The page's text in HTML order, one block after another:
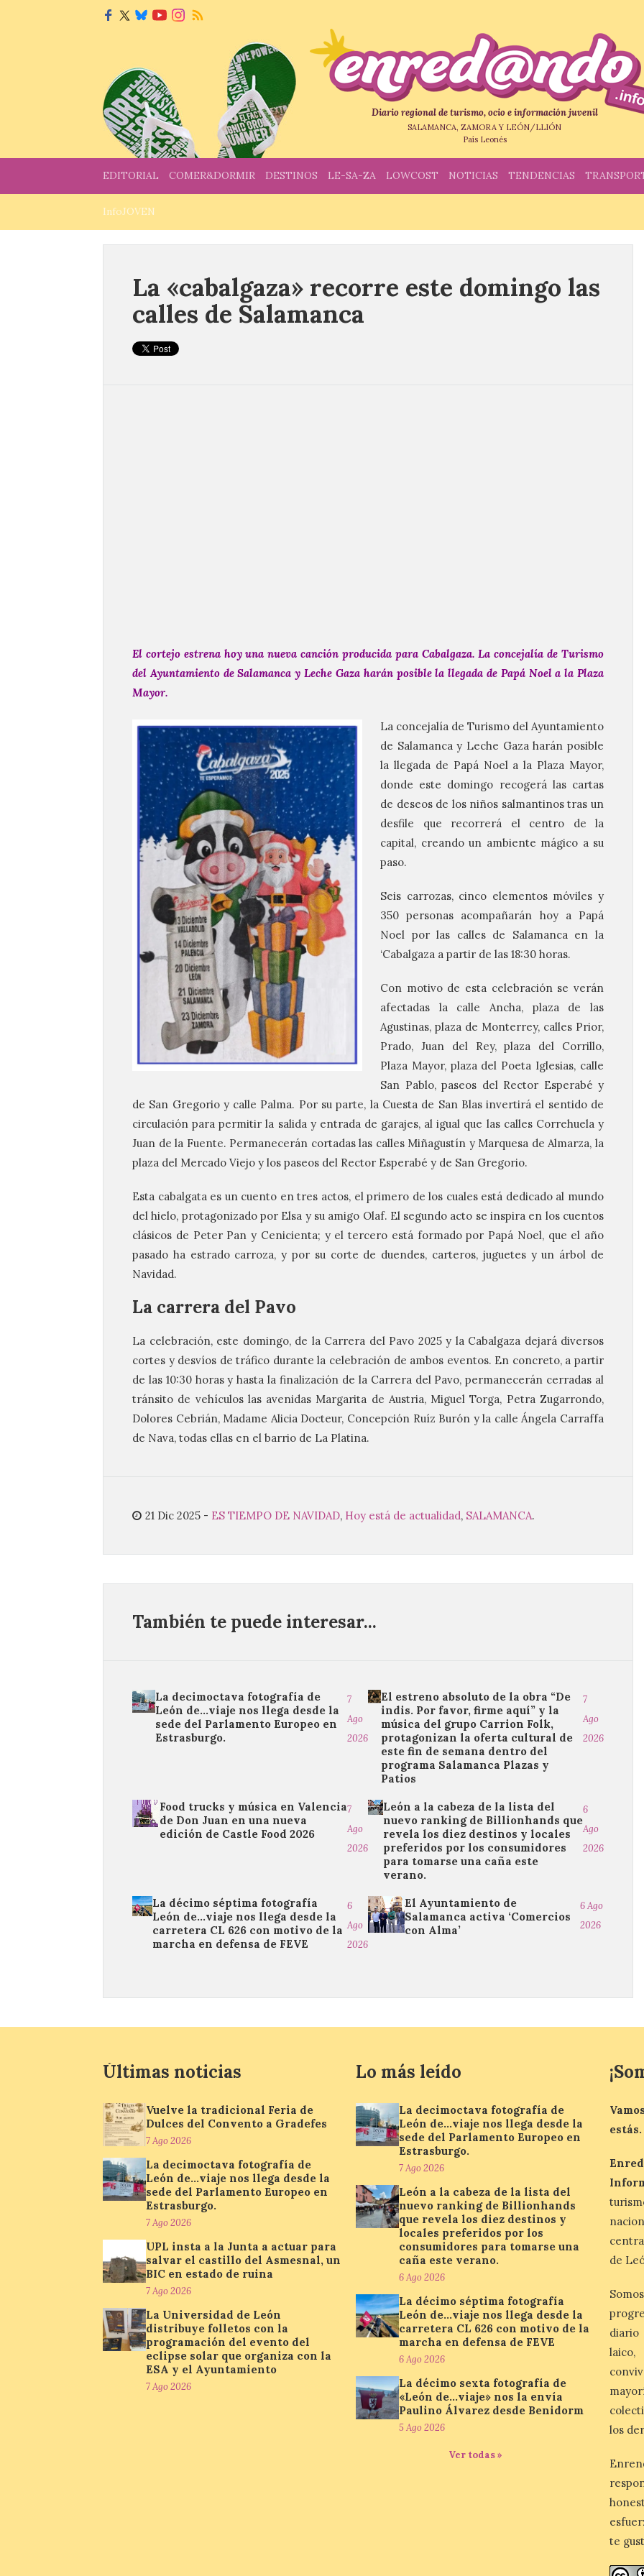
Diario regional de turismo, ocio e información juvenil
SALAMANCA, ZAMORA Y LEÓN/LLIÓN
País Leonés
EDITORIAL COMER&DORMIR DESTINOS LE-SA-ZA LOWCOST NOTICIAS TENDENCIAS
InfoJOVEN
La «cabalgaza» recorre este domingo las
calles de Salamanca
El cortejo estrena hoy una nueva canción producida para Cabalgaza. La concejalía de Turismo
del Ayuntamiento de Salamanca y Leche Gaza harán posible la llegada de Papá Noel a la Plaza
Mayor.
La concejalía de Turismo del Ayuntamiento
de Salamanca y Leche Gaza harán posible
la llegada de Papá Noel a la Plaza Mayor,
donde este domingo recogerá las cartas
de deseos de los niños salmantinos tras un
desfile que recorrerá el centro de la
capital, creando un ambiente mágico a su
paso.
Seis carrozas, cinco elementos móviles y
350 personas acompañarán hoy a Papá
Noel por las calles de Salamanca en la
‘Cabalgaza a partir de las 18:30 horas.
Con motivo de esta celebración se verán
afectadas la calle Ancha, plaza de las
Agustinas, plaza de Monterrey, calles Prior,
Prado, Juan del Rey, plaza del Corrillo,
Plaza Mayor, plaza del Poeta Iglesias, calle
San Pablo, paseos del Rector Esperabé y
de San Gregorio y calle Palma. Por su parte, la Cuesta de San Blas invertirá el sentido de
circulación para permitir la salida y entrada de garajes, al igual que las calles Correhuela y
Juan de la Fuente. Permanecerán cortadas las calles Miñagustín y Marquesa de Almarza, la
plaza del Mercado Viejo y los paseos del Rector Esperabé y de San Gregorio.
Esta cabalgata es un cuento en tres actos, el primero de los cuales está dedicado al mundo
del hielo, protagonizado por Elsa y su amigo Olaf. El segundo acto se inspira en los cuentos
clásicos de Peter Pan y Cenicienta; y el tercero está formado por Papá Noel, que el año
pasado ha estrado carroza, y por su corte de duendes, carteros, juguetes y un árbol de
Navidad.
La carrera del Pavo
La celebración, este domingo, de la Carrera del Pavo 2025 y la Cabalgaza dejará diversos
cortes y desvíos de tráfico durante la celebración de ambos eventos. En concreto, a partir
de las 10:30 horas y hasta la finalización de la Carrera del Pavo, permanecerán cerradas al
tránsito de vehículos las avenidas Margarita de Austria, Miguel Torga, Petra Zugarrondo,
Dolores Cebrián, Madame Alicia Docteur, Concepción Ruíz Burón y la calle Ángela Carraffa
de Nava, todas ellas en el barrio de La Platina.
21 Dic 2025 - ES TIEMPO DE NAVIDAD, Hoy está de actualidad, SALAMANCA.
También te puede interesar...
La decimoctava fotografía de
León de…viaje nos llega desde la
sede del Parlamento Europeo en
Estrasburgo.
7
Ago
2026
El estreno absoluto de la obra “De
indis. Por favor, firme aquí” y la
música del grupo Carrion Folk,
protagonizan la oferta cultural de
este fin de semana dentro del
programa Salamanca Plazas y
Patios
7
Ago
2026
Food trucks y música en Valencia
de Don Juan en una nueva
edición de Castle Food 2026
7
Ago
2026
León a la cabeza de la lista del
nuevo ranking de Billionhands que
revela los diez destinos y locales
preferidos por los consumidores
para tomarse una caña este
verano.
6
Ago
2026
La décimo séptima fotografía
León de…viaje nos llega desde la
carretera CL 626 con motivo de la
marcha en defensa de FEVE
6
Ago
2026
El Ayuntamiento de
Salamanca activa ‘Comercios
con Alma’
6 Ago
2026
Últimas noticias
Vuelve la tradicional Feria de
Dulces del Convento a Gradefes
7 Ago 2026
La decimoctava fotografía de
León de…viaje nos llega desde la
sede del Parlamento Europeo en
Estrasburgo.
7 Ago 2026
UPL insta a la Junta a actuar para
salvar el castillo del Asmesnal, un
BIC en estado de ruina
7 Ago 2026
La Universidad de León
distribuye folletos con la
programación del evento del
eclipse solar que organiza con la
ESA y el Ayuntamiento
7 Ago 2026
Lo más leído
La decimoctava fotografía de
León de…viaje nos llega desde la
sede del Parlamento Europeo en
Estrasburgo.
7 Ago 2026
León a la cabeza de la lista del
nuevo ranking de Billionhands
que revela los diez destinos y
locales preferidos por los
consumidores para tomarse una
caña este verano.
6 Ago 2026
La décimo séptima fotografía
León de…viaje nos llega desde la
carretera CL 626 con motivo de la
marcha en defensa de FEVE
6 Ago 2026
La décimo sexta fotografía de
«León de…viaje» nos la envía
Paulino Álvarez desde Benidorm
5 Ago 2026
Ver todas »
estás.
de
diario
los
te